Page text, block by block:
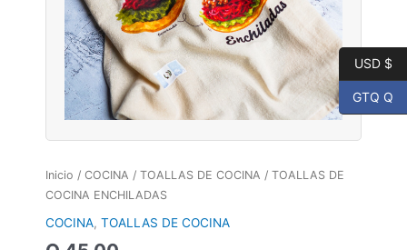
Inicio / COCINA / TOALLAS DE COCINA / TOALLAS DE
COCINA ENCHILADAS
COCINA, TOALLAS DE COCINA
USD $
GTQ Q